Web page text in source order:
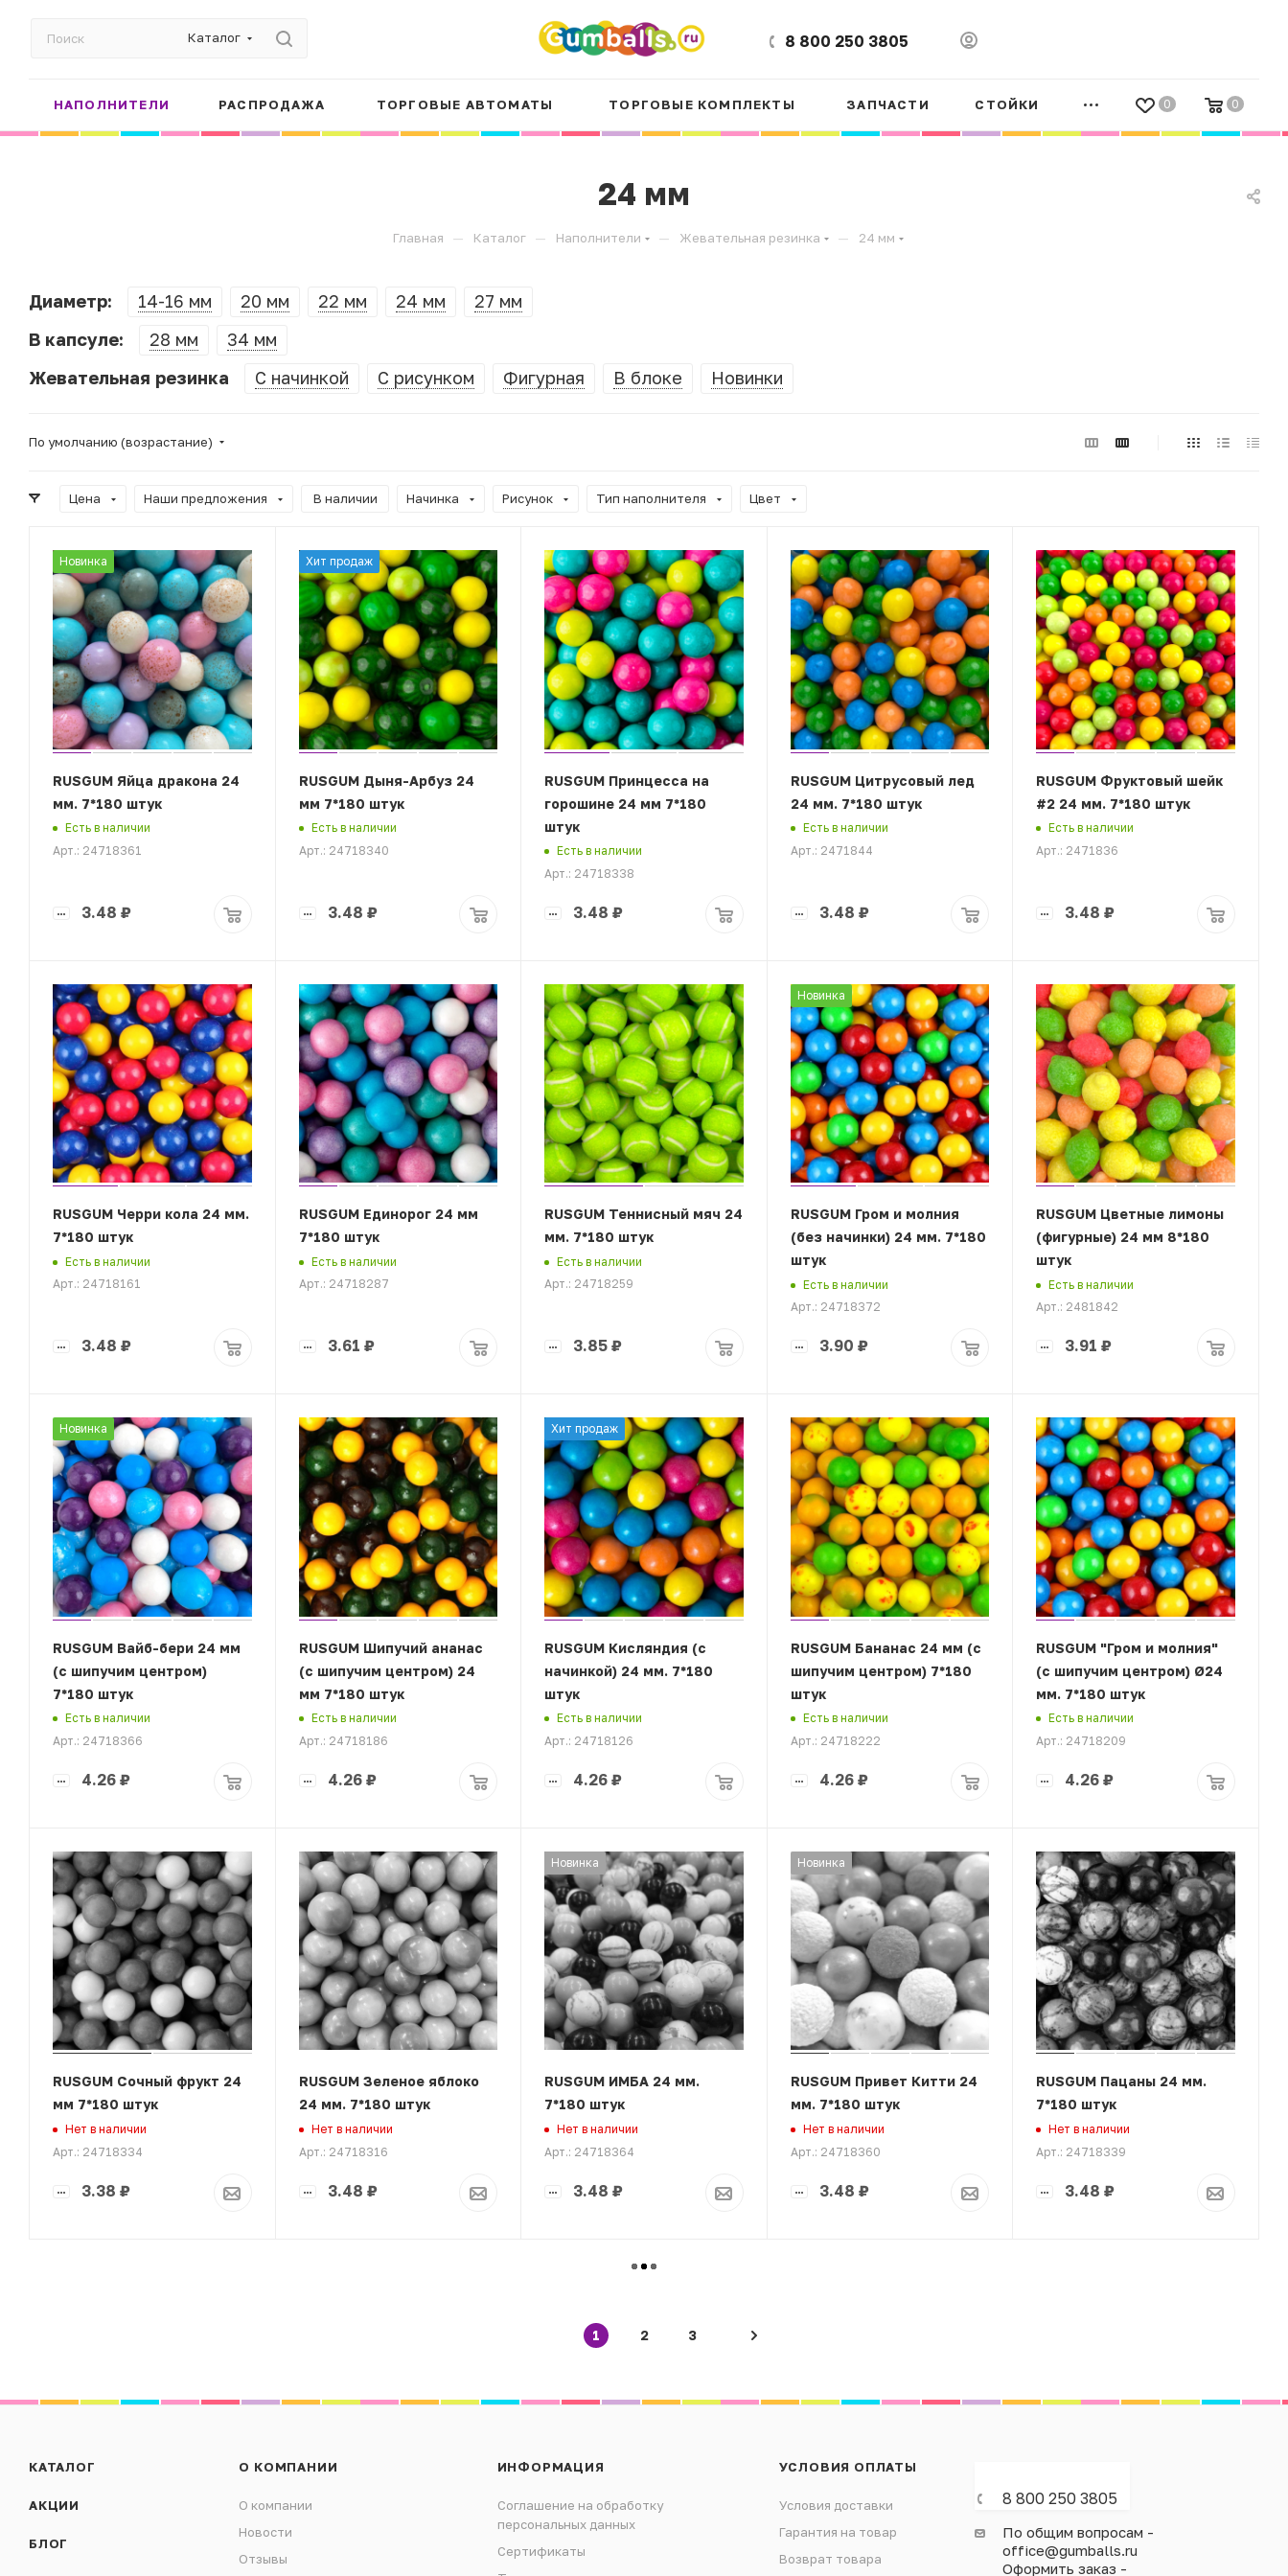
Каталог 8 800 250 3805
0 0
НАПОЛНИТЕЛИ РАСПРОДАЖА ТОРГОВЫЕ АВТОМАТЫ ТОРГОВЫЕ КОМПЛЕКТЫ ЗАПЧАСТИ СТОЙКИ
24 мм
Главная — Каталог — Наполнители — Жевательная резинка — 24 мм
Диаметр: 14-16 мм 20 мм 22 мм 24 мм
27 мм
В капсуле:
28 мм
34 мм
Жевательная резинка
С начинкой С рисунком Фигурная В блоке Новинки
По умолчанию (возрастание)
Цена Наши предложения В наличии Начинка Рисунок Тип наполнителя Цвет
Новинка
RUSGUM Яйца дракона 24
мм. 7*180 штук
Есть в наличии
Арт.: 24718361
3.48 ₽
Хит продаж
RUSGUM Дыня-Арбуз 24
мм 7*180 штук
Есть в наличии
Арт.: 24718340
3.48 ₽
RUSGUM Принцесса на
горошине 24 мм 7*180
штук
Есть в наличии
Арт.: 24718338
3.48 ₽
RUSGUM Цитрусовый лед
24 мм. 7*180 штук
Есть в наличии
Арт.: 2471844
3.48 ₽
RUSGUM Фруктовый шейк
#2 24 мм. 7*180 штук
Есть в наличии
Арт.: 2471836
3.48 ₽
RUSGUM Черри кола 24 мм.
7*180 штук
Есть в наличии
Арт.: 24718161
3.48 ₽
RUSGUM Единорог 24 мм
7*180 штук
Есть в наличии
Арт.: 24718287
3.61 ₽
RUSGUM Теннисный мяч 24
мм. 7*180 штук
Есть в наличии
Арт.: 24718259
3.85 ₽
Новинка
RUSGUM Гром и молния
(без начинки) 24 мм. 7*180
штук
Есть в наличии
Арт.: 24718372
3.90 ₽
RUSGUM Цветные лимоны
(фигурные) 24 мм 8*180
штук
Есть в наличии
Арт.: 2481842
3.91 ₽
Новинка
RUSGUM Вайб-бери 24 мм
(с шипучим центром)
7*180 штук
Есть в наличии
Арт.: 24718366
4.26 ₽
RUSGUM Шипучий ананас
(с шипучим центром) 24
мм 7*180 штук
Есть в наличии
Арт.: 24718186
4.26₽
Хит продаж
RUSGUM Кисляндия (с
начинкой) 24 мм. 7*180
штук
Есть в наличии
Арт.: 24718126
4.26 ₽
RUSGUM Бананас 24 мм (с
шипучим центром) 7*180
штук
Есть в наличии
Арт.: 24718222
4.26₽
RUSGUM "Гром и молния"
(с шипучим центром) Ø24
мм. 7*180 штук
Есть в наличии
Арт.: 24718209
4.26 ₽
RUSGUM Сочный фрукт 24
мм 7*180 штук
Нет в наличии
Арт.: 24718334
3.38 ₽
RUSGUM Зеленое яблоко
24 мм. 7*180 штук
Нет в наличии
Арт.: 24718316
3.48 ₽
Новинка
RUSGUM ИМБА 24 мм.
7*180 штук
Нет в наличии
Арт.: 24718364
3.48 ₽
Новинка
RUSGUM Привет Китти 24
мм. 7*180 штук
Нет в наличии
Арт.: 24718360
3.48 ₽
RUSGUM Пацаны 24 мм.
7*180 штук
Нет в наличии
Арт.: 24718339
3.48 ₽
1 2 3
КАТАЛОГ
АКЦИИ
БЛОГ
О КОМПАНИИ
О компании
Новости
Отзывы
ИНФОРМАЦИЯ
Соглашение на обработку
персональных данных
Сертификаты
УСЛОВИЯ ОПЛАТЫ
Условия доставки
Гарантия на товар
Возврат товара
8 800 250 3805
По общим вопросам -
office@gumballs.ru
Оформить заказ -